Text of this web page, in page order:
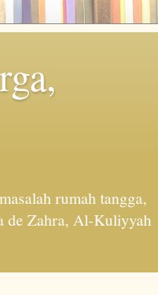
rumah tangga,
de Zahra, Al-Kuliyyah